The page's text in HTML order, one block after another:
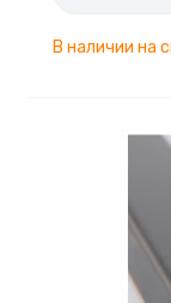
В наличии на